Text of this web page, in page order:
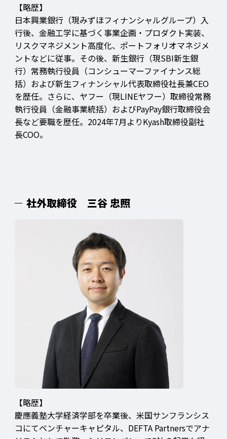
【略歴】
日本興業銀行（現みずほフィナンシャルグループ）入
行後、金融工学に基づく事業企画・プロダクト実装、
リスクマネジメント高度化、ポートフォリオマネジメ
ントなどに従事。その後、新生銀行（現SBI新生銀
行）常務執行役員（コンシューマーファイナンス総
括）および新生フィナンシャル代表取締役社長兼CEO
を歴任。さらに、ヤフー（現LINEヤフー）取締役常務
執行役員（金融事業統括）およびPayPay銀行取締役会
長など要職を歴任。2024年7月よりKyash取締役副社
長COO。
社外取締役 三谷 忠照
【略歴】
慶應義塾大学経済学部を卒業後、米国サンフランシス
コにてベンチャーキャピタル、DEFTA Partnersでアナ